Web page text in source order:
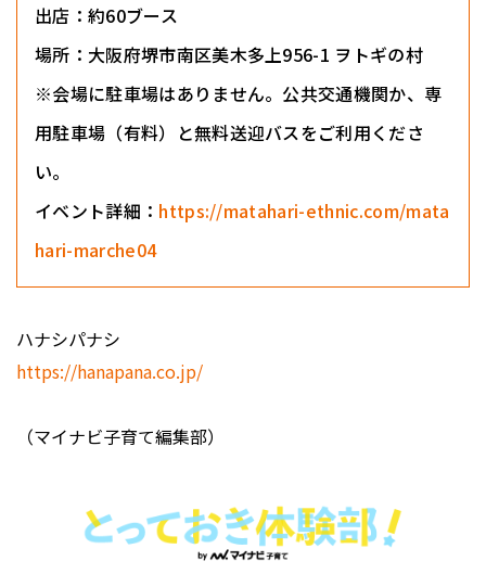
出店：約60ブース
場所：大阪府堺市南区美木多上956-1 ヲトギの村
※会場に駐車場はありません。公共交通機関か、専
用駐車場（有料）と無料送迎バスをご利用くださ
い。
イベント詳細： https://matahari-ethnic.com/mata
hari-marche04
ハナシパナシ
https://hanapana.co.jp/
（マイナビ子育て編集部）